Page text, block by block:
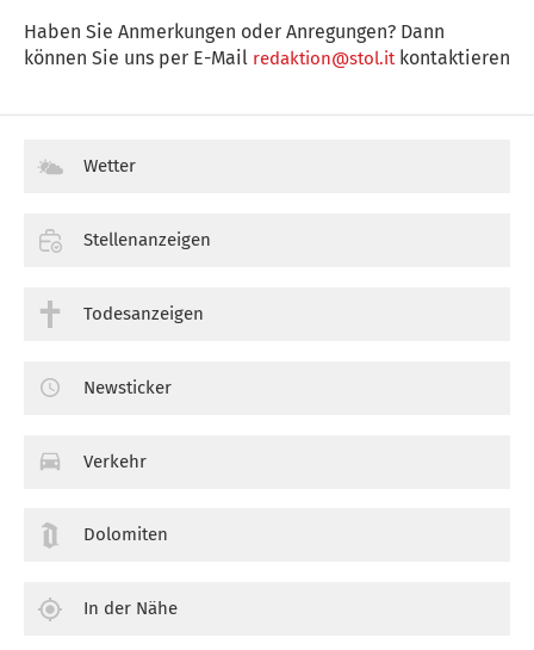
Haben Sie Anmerkungen oder Anregungen? Dann
können Sie uns per E-Mail redaktion@stol.itkontaktieren
Wetter
Stellenanzeigen
Todesanzeigen
Newsticker
Verkehr
Dolomiten
In der Nähe